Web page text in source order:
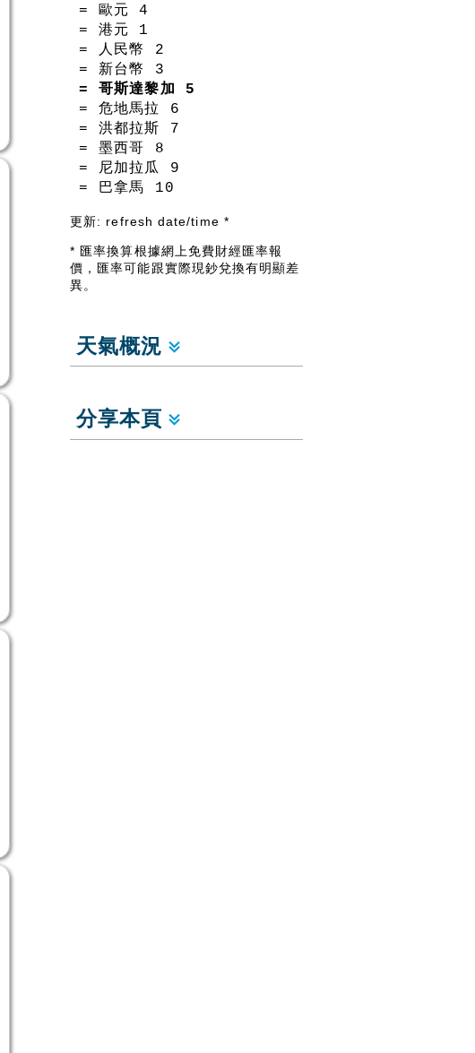
= 歐元4
= 港元 1
= 人民幣 2
= 新台幣 3
= 哥斯達黎加 5
= 危地馬拉 6
= 洪都拉斯 7
= 墨西哥 8
= 尼加拉瓜 9
= 巴拿馬 10
更新: refresh date/time *
* 匯率換算根據網上免費財經匯率報
價，匯率可能跟實際現鈔兌換有明顯差
異。
天氣概況
分享本頁